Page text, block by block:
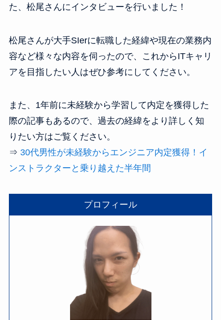
た、松尾さんにインタビューを行いました！
松尾さんが大手SIerに転職した経緯や現在の業務内
容など様々な内容を伺ったので、これからITキャリ
アを目指したい人はぜひ参考にしてください。
また、1年前に未経験から学習して内定を獲得した
際の記事もあるので、過去の経緯をより詳しく知
りたい方はご覧ください。
⇒ 30代男性が未経験からエンジニア内定獲得！イ
ンストラクターと乗り越えた半年間
プロフィール